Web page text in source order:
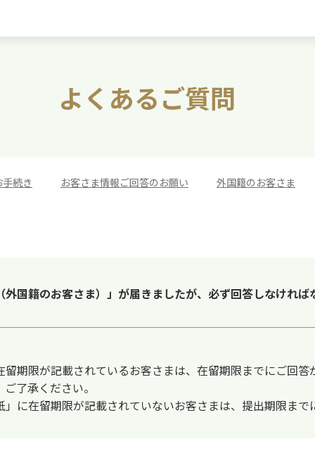
よくあるご質問
続き お客さま情報ご回答のお願い 外国籍のお客さま
国籍のお客さま）」が届きましたが、必ず回答しなければ
期限が記載されているお客さまは、在留期限までにご回
了承ください。
に在留期限が記載されていないお客さまは、提出期限まで